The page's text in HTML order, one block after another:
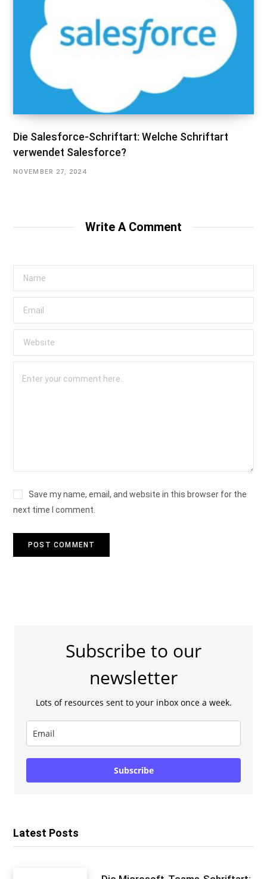
Die Salesforce-Schriftart: Welche Schriftart
verwendet Salesforce?
NOVEMBER 27, 2024
Write A Comment
Save my name, email, and website in this browser for the
next time I comment.
Subscribe to our
newsletter
Lots of resources sent to your inbox once a week.
Subscribe
Latest Posts